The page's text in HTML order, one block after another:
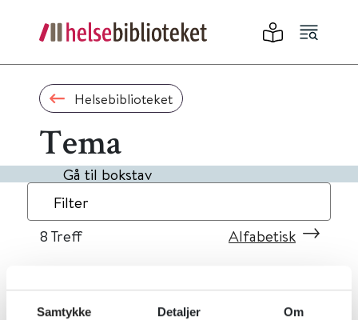
Samtykke Detaljer Om
Helsebiblioteket
Tema
Gå til bokstav
Filter
8 Treff Alfabetisk